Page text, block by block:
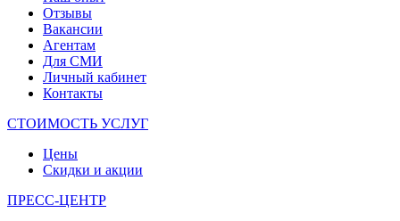
Отзывы
Вакансии
Агентам
Для СМИ
Личный кабинет
Контакты
СТОИМОСТЬ УСЛУГ
Цены
Скидки и акции
ПРЕСС-ЦЕНТР